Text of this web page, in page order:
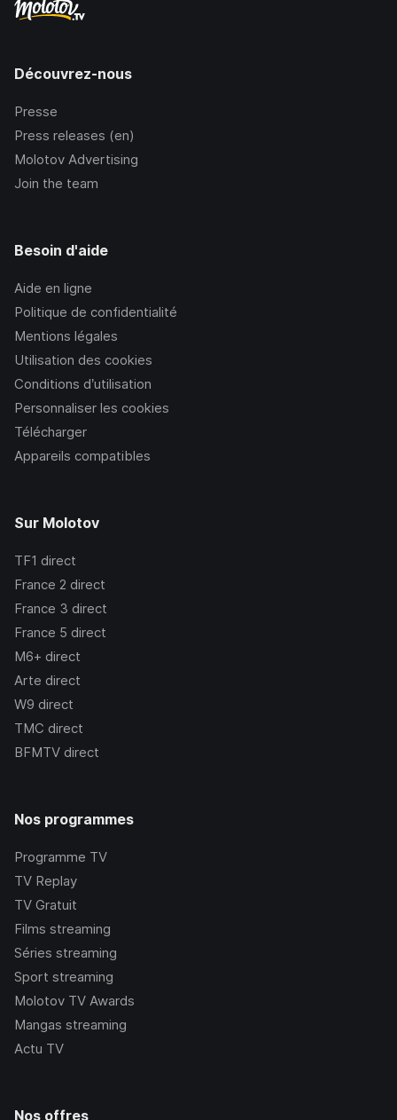
Découvrez-nous
Presse
Press releases (en)
Molotov Advertising
Join the team
Besoin d'aide
Aide en ligne
Politique de confidentialité
Mentions légales
Utilisation des cookies
Conditions d’utilisation
Personnaliser les cookies
Télécharger
Appareils compatibles
Sur Molotov
TF1 direct
France 2 direct
France 3 direct
France 5 direct
M6+ direct
Arte direct
W9 direct
TMC direct
BFMTV direct
Nos programmes
Programme TV
TV Replay
TV Gratuit
Films streaming
Séries streaming
Sport streaming
Molotov TV Awards
Mangas streaming
Actu TV
Nos offres